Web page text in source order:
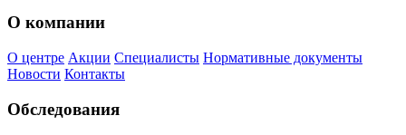
О компании
О центре Акции Специалисты Нормативные документы
Новости Контакты
Обследования